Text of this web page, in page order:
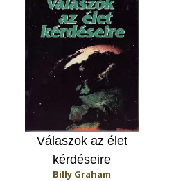
Válaszok az élet
kérdéseire
Billy Graham